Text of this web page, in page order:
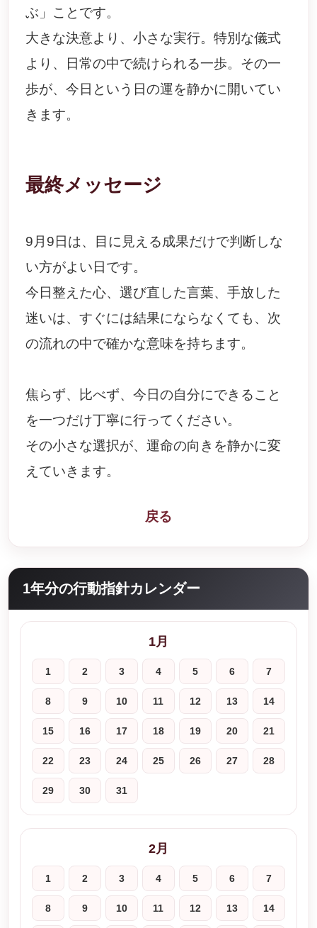
ぶ」ことです。
大きな決意より、小さな実行。特別な儀式
より、日常の中で続けられる一歩。その一
歩が、今日という日の運を静かに開いてい
きます。
最終メッセージ
9月9日は、目に見える成果だけで判断しな
い方がよい日です。
今日整えた心、選び直した言葉、手放した
迷いは、すぐには結果にならなくても、次
の流れの中で確かな意味を持ちます。
焦らず、比べず、今日の自分にできること
を一つだけ丁寧に行ってください。
その小さな選択が、運命の向きを静かに変
えていきます。
戻る
1年分の行動指針カレンダー
1月
1 2 3 4 5 6 7
8 9 10 11 12 13 14
15 16 17 18 19 20 21
22 23 24 25 26 27 28
29 30 31
2月
1 2 3 4 5 6 7
8 9 10 11 12 13 14